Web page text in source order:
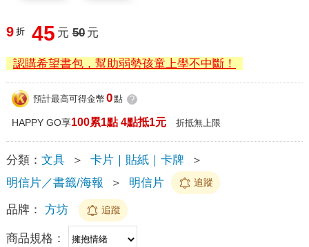
9 折 45 元 50 元
認購希望書包，幫助弱勢孩童上學不中斷！
預計最高可得金幣 0點 ?
HAPPY GO享100累1點 4點抵1元 折抵無上限
分類： 文具 ＞ 卡片｜貼紙｜卡牌
＞
明信片／書籤/海報
＞ 明信片 追蹤
品牌： 方坊 追蹤
商品規格：